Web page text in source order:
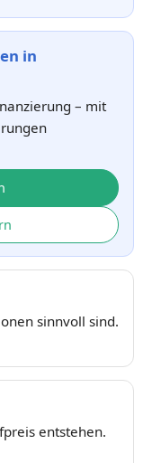
in
– mit
sinnvoll sind.
entstehen.